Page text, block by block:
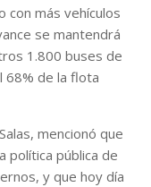
con más vehículos
se mantendrá
1.800 buses de
68% de la flota
mencionó que
política pública de
y que hoy día